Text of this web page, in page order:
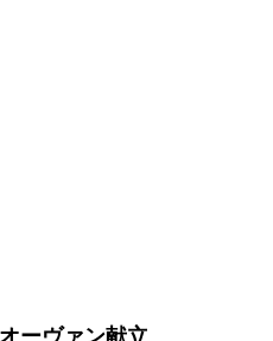
ーヴァン献立